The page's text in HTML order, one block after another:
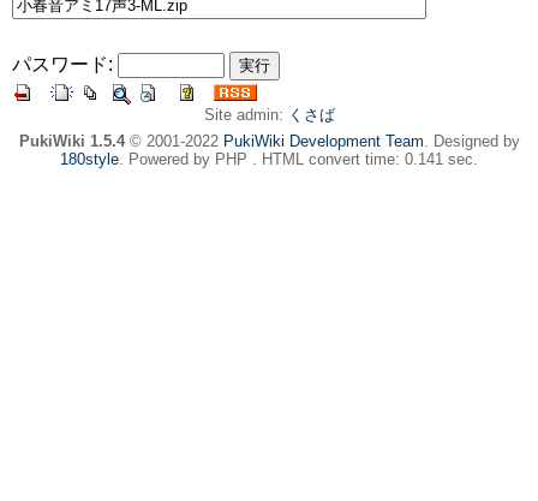
パスワード:
Site admin: くさば
PukiWiki 1.5.4© 2001-2022 PukiWiki Development Team. Designed by
180style. Powered by PHP . HTML convert time: 0.141 sec.